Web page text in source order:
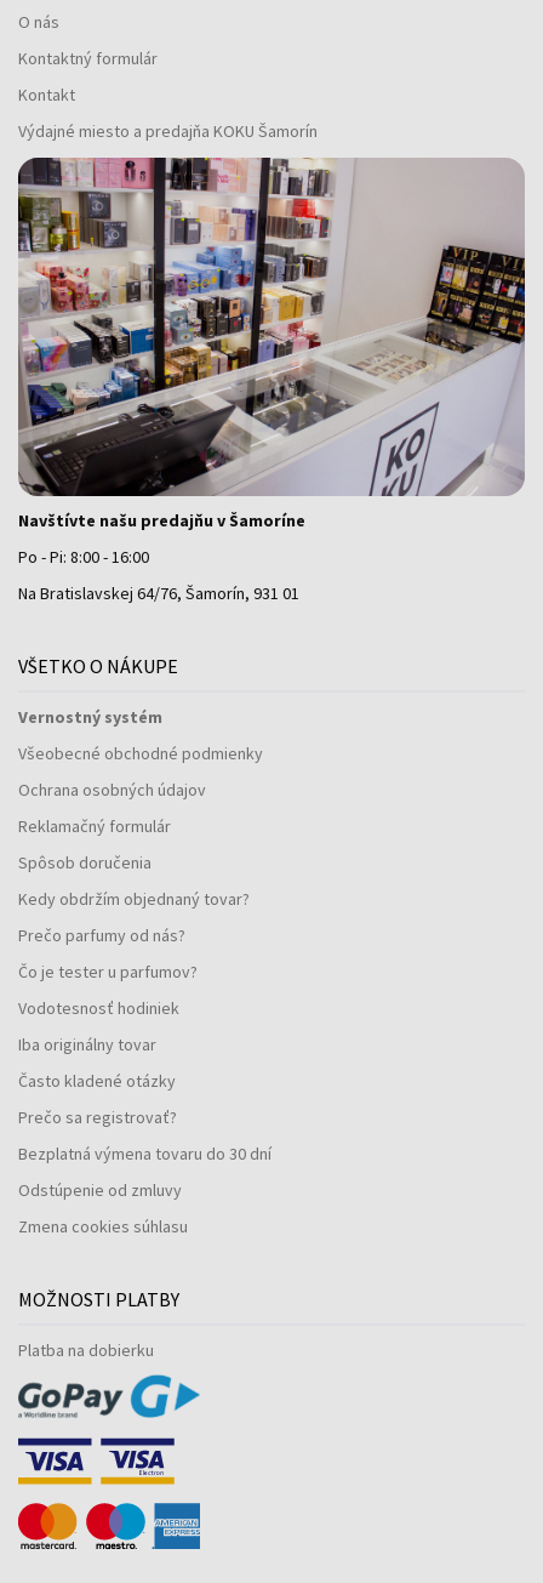
O nás
Kontaktný formulár
Kontakt
Výdajné miesto a predajňa KOKU Šamorín
Navštívte našu predajňu v Šamoríne
Po - Pi: 8:00 - 16:00
Na Bratislavskej 64/76, Šamorín, 931 01
VŠETKO O NÁKUPE
Vernostný systém
Všeobecné obchodné podmienky
Ochrana osobných údajov
Reklamačný formulár
Spôsob doručenia
Kedy obdržím objednaný tovar?
Prečo parfumy od nás?
Čo je tester u parfumov?
Vodotesnosť hodiniek
Iba originálny tovar
Často kladené otázky
Prečo sa registrovať?
Bezplatná výmena tovaru do 30 dní
Odstúpenie od zmluvy
Zmena cookies súhlasu
MOŽNOSTI PLATBY
Platba na dobierku